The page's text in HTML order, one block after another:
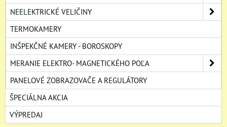
NEELEKTRICKÉ VELIČINY
TERMOKAMERY
INŠPEKČNÉ KAMERY - BOROSKOPY
MERANIE ELEKTRO- MAGNETICKÉHO POĽA
PANELOVÉ ZOBRAZOVAČE A REGULÁTORY
ŠPECIÁLNA AKCIA
VÝPREDAJ